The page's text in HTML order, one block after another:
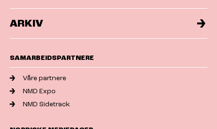
ARKIV
SAMARBEIDSPARTNERE
Våre partnere
NMD Expo
NMD Sidetrack